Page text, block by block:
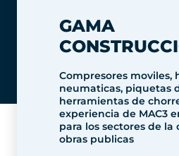
GAMA
Compresores moviles,
neumaticas, piquetas
herramientas de
experiencia de MAC3
para los sectores de la
obras publicas